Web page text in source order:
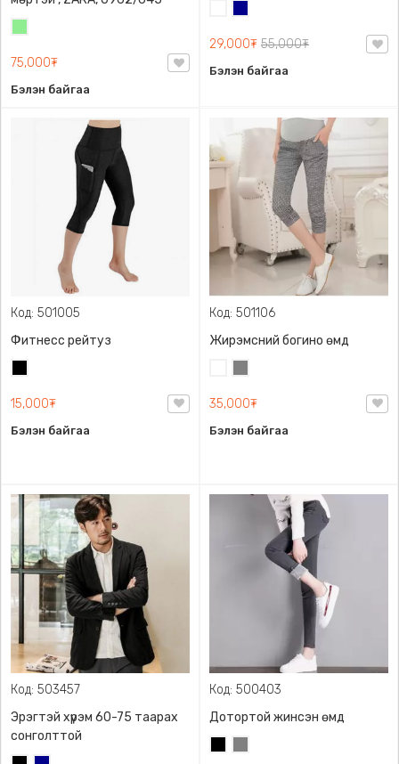
75,000₮
Бэлэн байгаа
29,000₮ 55,000₮
Бэлэн байгаа
Код: 501005
Фитнесс рейтуз
15,000₮
Бэлэн байгаа
Код: 501106
Жирэмсний богино өмд
35,000₮
Бэлэн байгаа
Код: 503457
Эрэгтэй хүрэм 60-75 таарах
сонголттой
Код: 500403
Дотортой жинсэн өмд